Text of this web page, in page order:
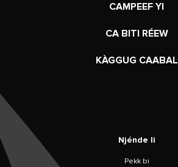
CAMPEEF YI
CA BITI RÉEW
KÀGGUG CAABAL
Njénde li
Pekk bi